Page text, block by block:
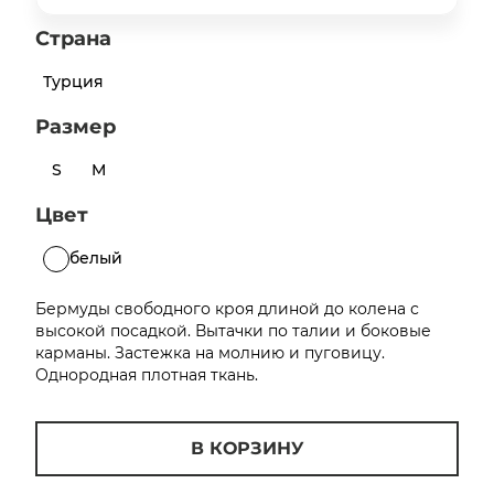
Страна
Турция
Размер
S M
Цвет
белый
Бермуды свободного кроя длиной до колена с
высокой посадкой. Вытачки по талии и боковые
карманы. Застежка на молнию и пуговицу.
Однородная плотная ткань.
В КОРЗИНУ
недели